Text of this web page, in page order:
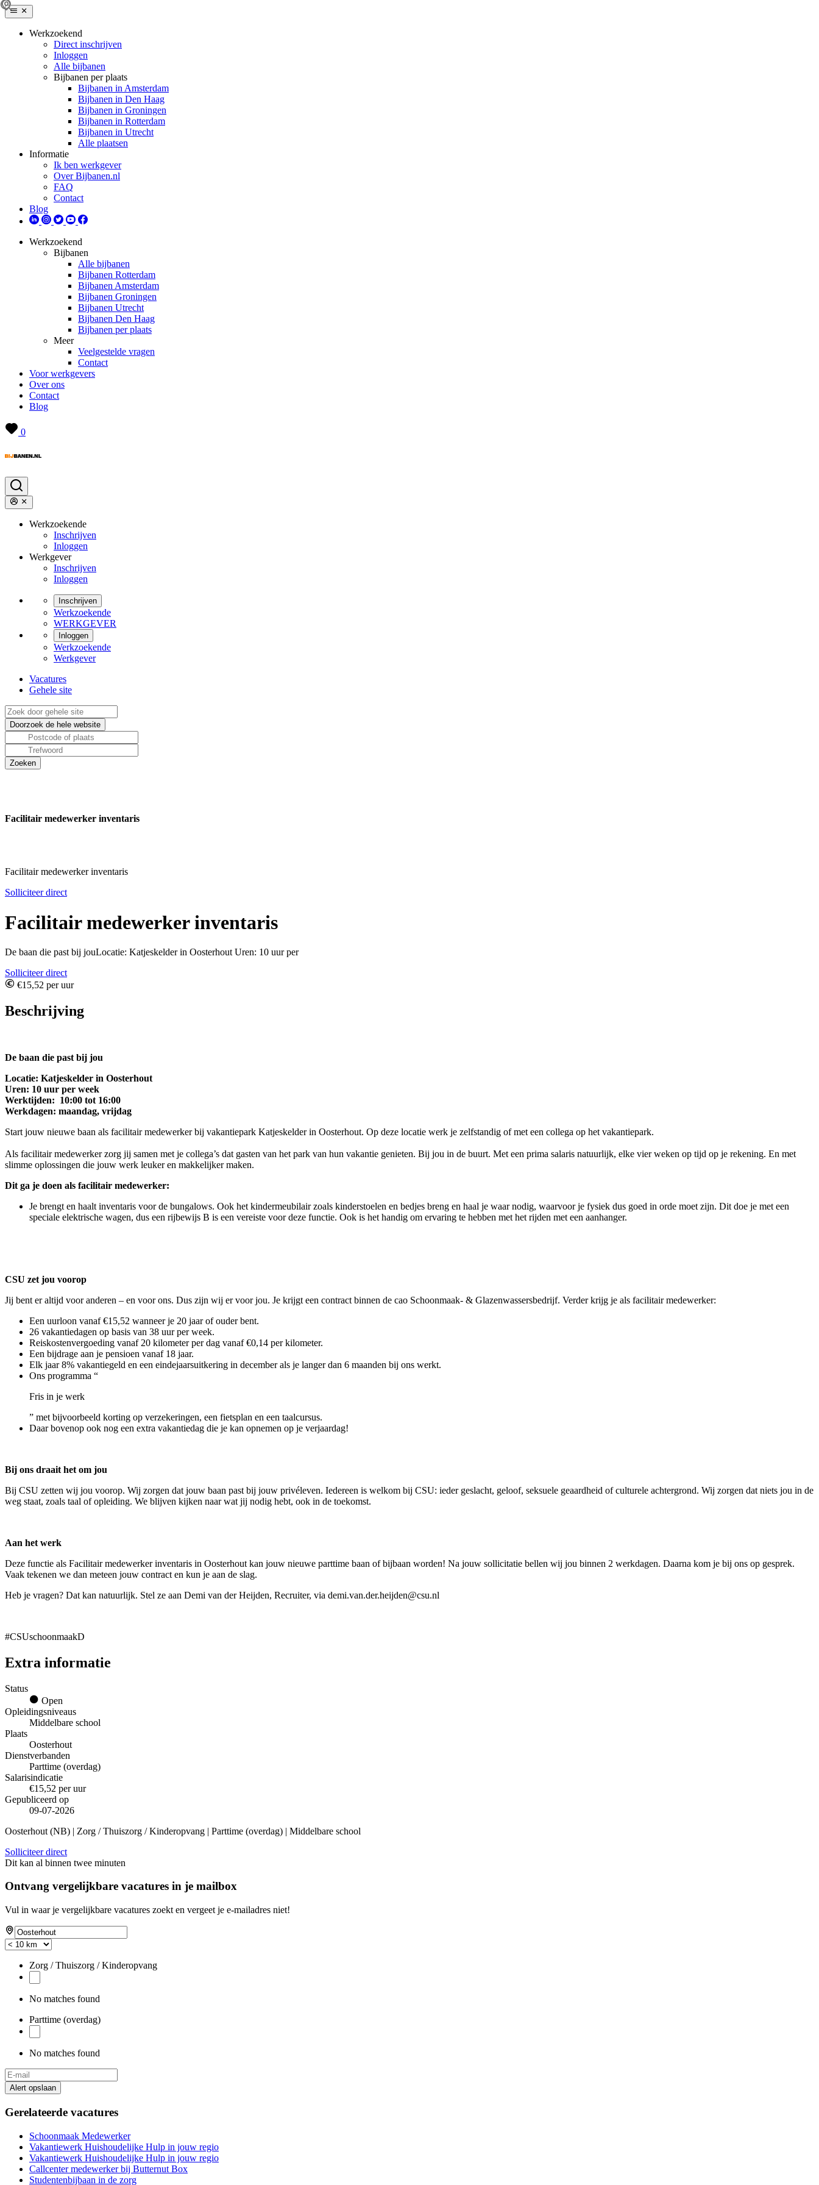
Werkzoekend
Direct inschrijven
Inloggen
Alle bijbanen
Bijbanen per plaats
Bijbanen in Amsterdam
Bijbanen in Den Haag
Bijbanen in Groningen
Bijbanen in Rotterdam
Bijbanen in Utrecht
Alle plaatsen
Informatie
Ik ben werkgever
Over Bijbanen.nl
FAQ
Contact
Blog
Werkzoekend
Bijbanen
Alle bijbanen
Bijbanen Rotterdam
Bijbanen Amsterdam
Bijbanen Groningen
Bijbanen Utrecht
Bijbanen Den Haag
Bijbanen per plaats
Meer
Veelgestelde vragen
Contact
Voor werkgevers
Over ons
Contact
Blog
0
Werkzoekende
Inschrijven
Inloggen
Werkgever
Inschrijven
Inloggen
Inschrijven
Werkzoekende
WERKGEVER
Inloggen
Werkzoekende
Werkgever
Vacatures
Gehele site
Facilitair medewerker inventaris
Facilitair medewerker inventaris
Solliciteer direct
Facilitair medewerker inventaris
De baan die past bij jouLocatie: Katjeskelder in Oosterhout Uren: 10 uur per
Solliciteer direct
€15,52 per uur
Beschrijving
De baan die past bij jou
Locatie: Katjeskelder in Oosterhout
Uren: 10 uur per week
Werktijden: 10:00 tot 16:00
Werkdagen: maandag, vrijdag
Start jouw nieuwe baan als facilitair medewerker bij vakantiepark Katjeskelder in Oosterhout. Op deze locatie werk je zelfstandig of met een collega op het vakantiepark.
Als facilitair medewerker zorg jij samen met je collega’s dat gasten van het park van hun vakantie genieten. Bij jou in de buurt. Met een prima salaris natuurlijk, elke vier weken op tijd op je rekening. En met
slimme oplossingen die jouw werk leuker en makkelijker maken.
Dit ga je doen als facilitair medewerker:
Je brengt en haalt inventaris voor de bungalows. Ook het kindermeubilair zoals kinderstoelen en bedjes breng en haal je waar nodig, waarvoor je fysiek dus goed in orde moet zijn. Dit doe je met een
speciale elektrische wagen, dus een rijbewijs B is een vereiste voor deze functie. Ook is het handig om ervaring te hebben met het rijden met een aanhanger.
CSU zet jou voorop
Jij bent er altijd voor anderen – en voor ons. Dus zijn wij er voor jou. Je krijgt een contract binnen de cao Schoonmaak- & Glazenwassersbedrijf. Verder krijg je als facilitair medewerker:
Een uurloon vanaf €15,52 wanneer je 20 jaar of ouder bent.
26 vakantiedagen op basis van 38 uur per week.
Reiskostenvergoeding vanaf 20 kilometer per dag vanaf €0,14 per kilometer.
Een bijdrage aan je pensioen vanaf 18 jaar.
Elk jaar 8% vakantiegeld en een eindejaarsuitkering in december als je langer dan 6 maanden bij ons werkt.
Ons programma “
Fris in je werk
” met bijvoorbeeld korting op verzekeringen, een fietsplan en een taalcursus.
Daar bovenop ook nog een extra vakantiedag die je kan opnemen op je verjaardag!
Bij ons draait het om jou
Bij CSU zetten wij jou voorop. Wij zorgen dat jouw baan past bij jouw privéleven. Iedereen is welkom bij CSU: ieder geslacht, geloof, seksuele geaardheid of culturele achtergrond. Wij zorgen dat niets jou in de
weg staat, zoals taal of opleiding. We blijven kijken naar wat jij nodig hebt, ook in de toekomst.
Aan het werk
Deze functie als Facilitair medewerker inventaris in Oosterhout kan jouw nieuwe parttime baan of bijbaan worden! Na jouw sollicitatie bellen wij jou binnen 2 werkdagen. Daarna kom je bij ons op gesprek.
Vaak tekenen we dan meteen jouw contract en kun je aan de slag.
Heb je vragen? Dat kan natuurlijk. Stel ze aan Demi van der Heijden, Recruiter, via demi.van.der.heijden@csu.nl
#CSUschoonmaakD
Extra informatie
Status
Open
Opleidingsniveaus
Middelbare school
Plaats
Oosterhout
Dienstverbanden
Parttime (overdag)
Salarisindicatie
€15,52 per uur
Gepubliceerd op
09-07-2026
Oosterhout (NB) | Zorg / Thuiszorg / Kinderopvang | Parttime (overdag) | Middelbare school
Solliciteer direct
Dit kan al binnen twee minuten
Ontvang vergelijkbare vacatures in je mailbox
Vul in waar je vergelijkbare vacatures zoekt en vergeet je e-mailadres niet!
Zorg / Thuiszorg / Kinderopvang
No matches found
Parttime (overdag)
No matches found
Alert opslaan
Gerelateerde vacatures
Schoonmaak Medewerker
Vakantiewerk Huishoudelijke Hulp in jouw regio
Vakantiewerk Huishoudelijke Hulp in jouw regio
Callcenter medewerker bij Butternut Box
Studentenbijbaan in de zorg